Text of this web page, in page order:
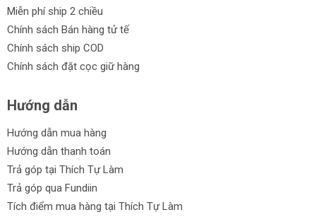
Miễn phí ship 2 chiều
Chính sách Bán hàng tử tế
Chính sách ship COD
Chính sách đặt cọc giữ hàng
Hướng dẫn
Hướng dẫn mua hàng
Hướng dẫn thanh toán
Trả góp tại Thích Tự Làm
Trả góp qua Fundiin
Tích điểm mua hàng tại Thích Tự Làm